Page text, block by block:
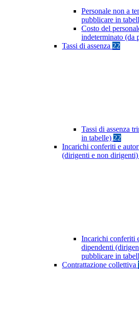
Personale non a
pubblicare in
Costo del
indeterminato (da
Tassi di assenza 22
Tassi di assenza
in tabelle) 22
Incarichi conferiti e
(dirigenti e non dirigenti)
Incarichi conferiti
dipendenti
pubblicare in
Contrattazione collettiva